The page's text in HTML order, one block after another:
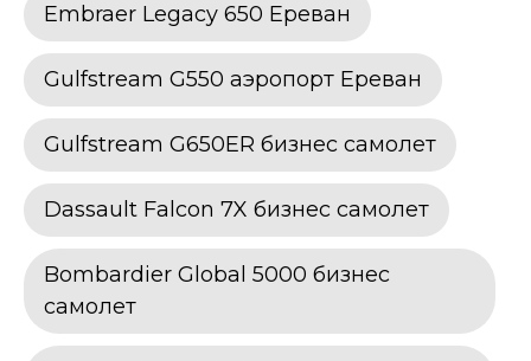
Embraer Legacy 650 Ереван
Gulfstream G550 аэропорт Ереван
Gulfstream G650ER бизнес самолет
Dassault Falcon 7X бизнес самолет
Bombardier Global 5000 бизнес
самолет